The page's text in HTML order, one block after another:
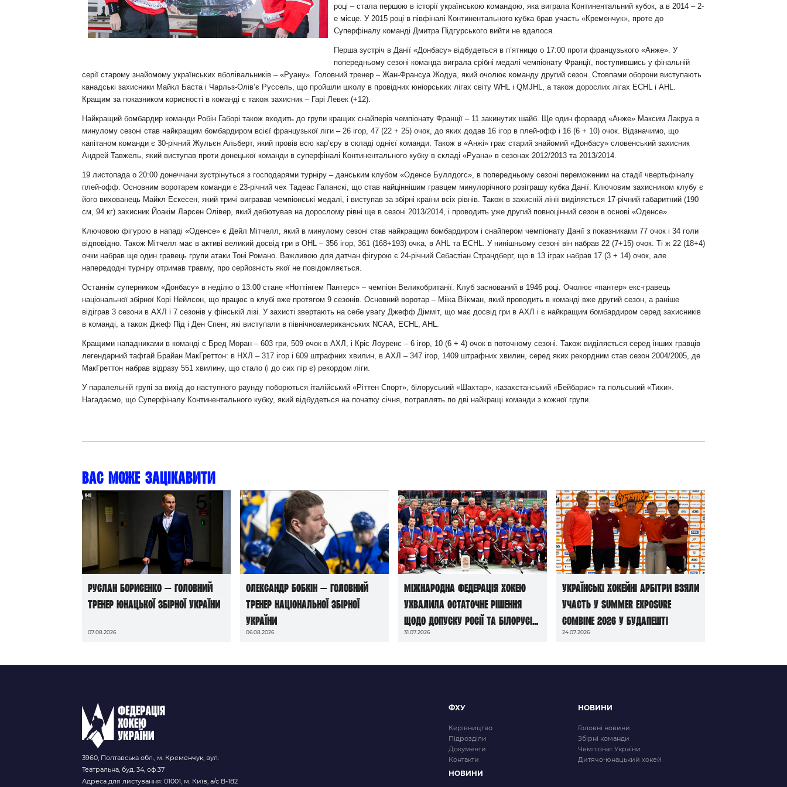
році – стала першою в історії українською командою, яка виграла Континентальний кубок, а в 2014 – 2-
е місце. У 2015 році в півфіналі Континентального кубка брав участь «Кременчук», проте до
Суперфіналу команді Дмитра Підгурського вийти не вдалося.
Перша зустріч в Данії «Донбасу» відбудеться в п’ятницю о 17:00 проти французького «Анже». У
попередньому сезоні команда виграла срібні медалі чемпіонату Франції, поступившись у фінальній
серії старому знайомому українських вболівальників – «Руану». Головний тренер – Жан-Франсуа Жодуа, який очолює команду другий сезон. Стовпами оборони виступають
канадські захисники Майкл Баста і Чарльз-Олів’є Руссель, що пройшли школу в провідних юніорських лігах світу WHL і QMJHL, а також дорослих лігах ECHL і AHL.
Кращим за показником корисності в команді є також захисник – Гарі Левек (+12).
Найкращий бомбардир команди Робін Габорі також входить до групи кращих снайперів чемпіонату Франції – 11 закинутих шайб. Ще один форвард «Анже» Максим Лакруа в
минулому сезоні став найкращим бомбардиром всієї французької ліги – 26 ігор, 47 (22 + 25) очок, до яких додав 16 ігор в плей-офф і 16 (6 + 10) очок. Відзначимо, що
капітаном команди є 30-річний Жульєн Альберт, який провів всю кар’єру в складі однієї команди. Також в «Анжі» грає старий знайомий «Донбасу» словенський захисник
Андрей Тавжель, який виступав проти донецької команди в суперфіналі Континентального кубку в складі «Руана» в сезонах 2012/2013 та 2013/2014.
19 листопада о 20:00 донеччани зустрінуться з господарями турніру – данським клубом «Оденсе Буллдогс», в попередньому сезоні переможеним на стадії чвертьфіналу
плей-офф. Основним воротарем команди є 23-річний чех Тадеас Галанскі, що став найціннішим гравцем минулорічного розіграшу кубка Данії. Ключовим захисником клубу є
його вихованець Майкл Ескесен, який тричі вигравав чемпіонські медалі, і виступав за збірні країни всіх рівнів. Також в захисній лінії виділяється 17-річний габаритний (190
см, 94 кг) захисник Йоакім Ларсен Олівер, який дебютував на дорослому рівні ще в сезоні 2013/2014, і проводить уже другий повноцінний сезон в основі «Оденсе».
Ключовою фігурою в нападі «Оденсе» є Дейл Мітчелл, який в минулому сезоні став найкращим бомбардиром і снайпером чемпіонату Данії з показниками 77 очок і 34 голи
відповідно. Також Мітчелл має в активі великий досвід гри в OHL – 356 ігор, 361 (168+193) очка, в AHL та ECHL. У нинішньому сезоні він набрав 22 (7+15) очок. Ті ж 22 (18+4)
очки набрав ще один гравець групи атаки Тоні Романо. Важливою для датчан фігурою є 24-річний Себастіан Страндберг, що в 13 іграх набрав 17 (3 + 14) очок, але
напередодні турніру отримав травму, про серйозність якої не повідомляється.
Останнім суперником «Донбасу» в неділю о 13:00 стане «Ноттінгем Пантерс» – чемпіон Великобританії. Клуб заснований в 1946 році. Очолює «пантер» екс-гравець
національної збірної Корі Нейлсон, що працює в клубі вже протягом 9 сезонів. Основний воротар – Мііка Віікман, який проводить в команді вже другий сезон, а раніше
відіграв 3 сезони в АХЛ і 7 сезонів у фінській лізі. У захисті звертають на себе увагу Джефф Дімміт, що має досвід гри в АХЛ і є найкращим бомбардиром серед захисників
в команді, а також Джеф Під і Ден Спенг, які виступали в північноамериканських NCAA, ECHL, AHL.
Кращими нападниками в команді є Бред Моран – 603 гри, 509 очок в АХЛ, і Кріс Лоуренс – 6 ігор, 10 (6 + 4) очок в поточному сезоні. Також виділяється серед інших гравців
легендарний тафгай Брайан МакГреттон: в НХЛ – 317 ігор і 609 штрафних хвилин, в АХЛ – 347 ігор, 1409 штрафних хвилин, серед яких рекордним став сезон 2004/2005, де
МакГреттон набрав відразу 551 хвилину, що стало (і до сих пір є) рекордом ліги.
У паралельній групі за вихід до наступного раунду поборються італійський «Ріттен Спорт», білоруський «Шахтар», казахстанський «Бейбарис» та польський «Тихи».
Нагадаємо, що Суперфіналу Континентального кубку, який відбудеться на початку січня, потраплять по дві найкращі команди з кожної групи.
Вас може зацікавити
Руслан Борисенко — головний
тренер юнацької збірної України
07.08.2026
Олександр Бобкін — головний
тренер національної збірної
України
06.08.2026
Міжнародна федерація хокею
ухвалила остаточне рішення
щодо допуску росії та білорусі
до чемпіонатів світу сезону
31.07.2026
Українські хокейні арбітри взяли
участь у Summer Exposure
Combine 2026 у Будапешті
24.07.2026
3960, Полтавська обл., м. Кременчук, вул.
Театральна, буд. 34, оф.37
Адреса для листування: 01001, м. Київ, а/с В-182
ФХУ
Керівництво
Підрозділи
Документи
Контакти
НОВИНИ
Головні новини
Збірні команди
Чемпіонат України
Дитячо-юнацький хокей
НОВИНИ